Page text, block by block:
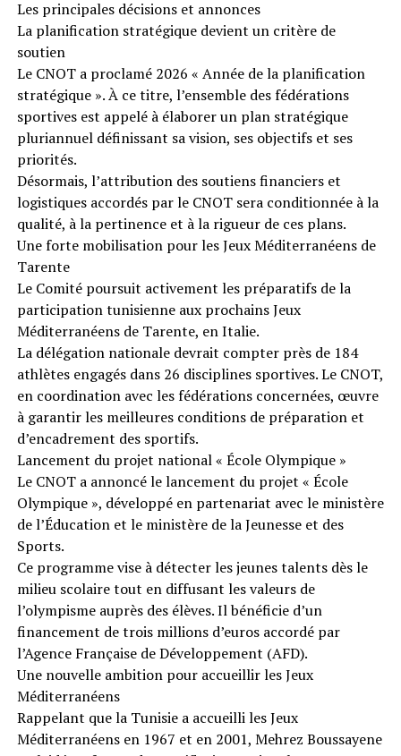
Les principales décisions et annonces
La planification stratégique devient un critère de
soutien
Le CNOT a proclamé 2026 « Année de la planification
stratégique ». À ce titre, l’ensemble des fédérations
sportives est appelé à élaborer un plan stratégique
pluriannuel définissant sa vision, ses objectifs et ses
priorités.
Désormais, l’attribution des soutiens financiers et
logistiques accordés par le CNOT sera conditionnée à la
qualité, à la pertinence et à la rigueur de ces plans.
Une forte mobilisation pour les Jeux Méditerranéens de
Tarente
Le Comité poursuit activement les préparatifs de la
participation tunisienne aux prochains Jeux
Méditerranéens de Tarente, en Italie.
La délégation nationale devrait compter près de 184
athlètes engagés dans 26 disciplines sportives. Le CNOT,
en coordination avec les fédérations concernées, œuvre
à garantir les meilleures conditions de préparation et
d’encadrement des sportifs.
Lancement du projet national « École Olympique »
Le CNOT a annoncé le lancement du projet « École
Olympique », développé en partenariat avec le ministère
de l’Éducation et le ministère de la Jeunesse et des
Sports.
Ce programme vise à détecter les jeunes talents dès le
milieu scolaire tout en diffusant les valeurs de
l’olympisme auprès des élèves. Il bénéficie d’un
financement de trois millions d’euros accordé par
l’Agence Française de Développement (AFD).
Une nouvelle ambition pour accueillir les Jeux
Méditerranéens
Rappelant que la Tunisie a accueilli les Jeux
Méditerranéens en 1967 et en 2001, Mehrez Boussayene